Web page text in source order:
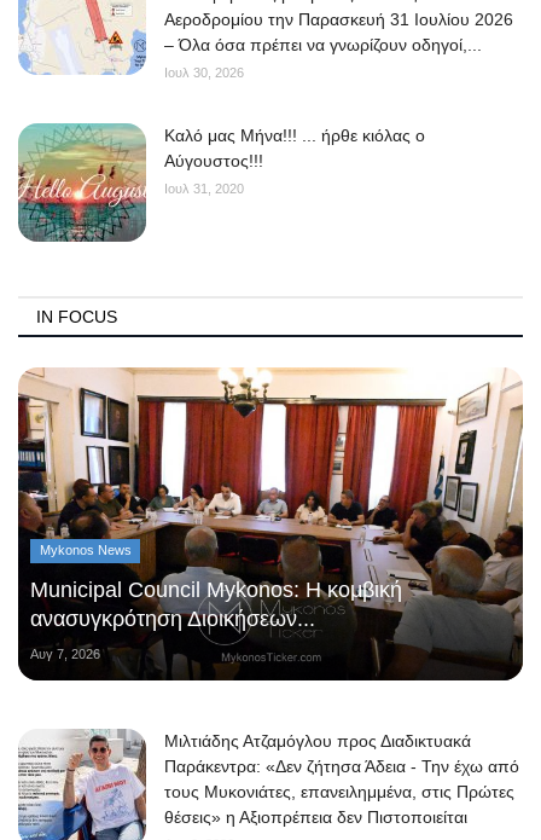
Αεροδρομίου την Παρασκευή 31 Ιουλίου 2026
– Όλα όσα πρέπει να γνωρίζουν οδηγοί,...
Ιουλ 30, 2026
Kαλό μας Μήνα!!! ... ήρθε κιόλας ο
Αύγουστος!!!
Ιουλ 31, 2020
IN FOCUS
Mykonos News
Municipal Council Mykonos: Η κομβική
ανασυγκρότηση Διοικήσεων...
Αυγ 7, 2026
Μιλτιάδης Ατζαμόγλου προς Διαδικτυακά
Παράκεντρα: «Δεν ζήτησα Άδεια - Την έχω από
τους Μυκονιάτες, επανειλημμένα, στις Πρώτες
θέσεις» η Αξιοπρέπεια δεν Πιστοποιείται